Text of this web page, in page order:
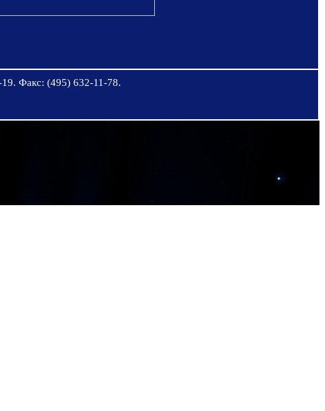
Факс: (495) 632-11-78.